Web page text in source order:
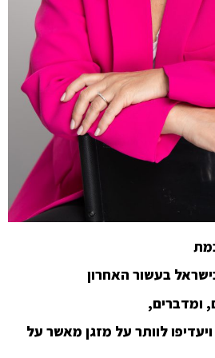
בעשור האחרון
ומדברים,
לוותר על מזגן מאשר על